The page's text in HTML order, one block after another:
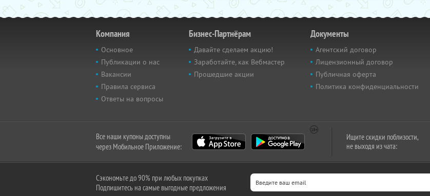
Компания
Основное
Публикации о нас
Вакансии
Правила сервиса
Ответы на вопросы
Бизнес-Партнёрам
Давайте сделаем акцию!
Заработайте, как Вебмастер
Прошедшие акции
Документы
Агентский договор
Лицензионный договор
Публичная оферта
Политика конфиденциальности
Все наши купоны доступны
через Мобильное Приложение:
Ищите скидки поблизости,
не выходя из чата:
Сэкономьте до 90% при любых покупках
Подпишитесь на самые выгодные предложения